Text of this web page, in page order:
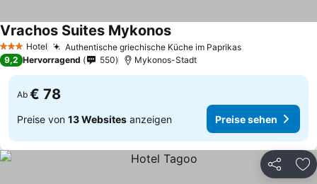
3 SterneHotel Authentische griechische Küche im PaprikasPreise sehen
Vrachos Suites MykonosPreise sehen
9,2 Hervorragend 550 Mykonos-Stadt
Ab € 78
Preise von 13 Websites anzeigen Preise sehen
Teilen